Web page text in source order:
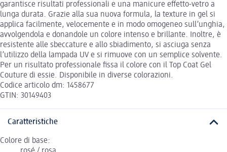
garantisce risultati professionali e una manicure effetto-vetro a
lunga durata. Grazie alla sua nuova formula, la texture in gel si
applica facilmente, velocemente e in modo omogeneo sull’unghia,
avvolgendola e donandole un colore intenso e brillante. Inoltre, è
resistente alle sbeccature e allo sbiadimento, si asciuga senza
l’utilizzo della lampada UV e si rimuove con un semplice solvente.
Per un risultato professionale fissa il colore con il Top Coat Gel
Couture di essie. Disponibile in diverse colorazioni.
Codice articolo dm: 1458677
GTIN: 30149403
Caratteristiche
Colore di base: